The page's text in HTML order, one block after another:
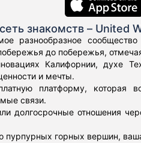
знакомств – United
разнообразное
до побережья,
Калифорнии, духе
и мечты.
платформу, которая
связи.
долгосрочные отношения
пурпурных горных вершин,